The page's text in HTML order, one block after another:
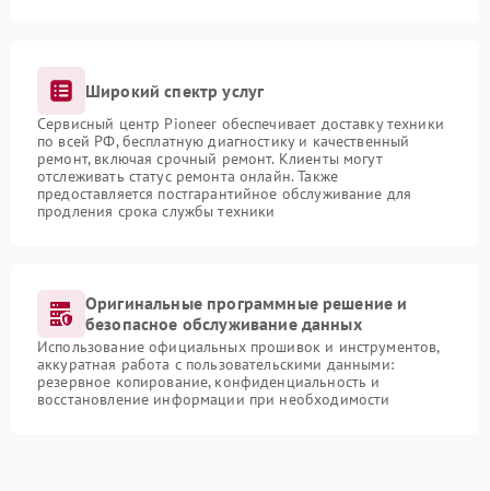
Широкий спектр услуг
Сервисный центр Pioneer обеспечивает доставку техники
по всей РФ, бесплатную диагностику и качественный
ремонт, включая срочный ремонт. Клиенты могут
отслеживать статус ремонта онлайн. Также
предоставляется постгарантийное обслуживание для
продления срока службы техники
Оригинальные программные решение и
безопасное обслуживание данных
Использование официальных прошивок и инструментов,
аккуратная работа с пользовательскими данными:
резервное копирование, конфиденциальность и
восстановление информации при необходимости